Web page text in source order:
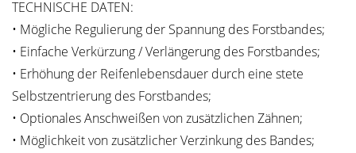
TECHNISCHE DATEN:
• Mögliche Regulierung der Spannung des Forstbandes;
• Einfache Verkürzung / Verlängerung des Forstbandes;
• Erhöhung der Reifenlebensdauer durch eine stete
Selbstzentrierung des Forstbandes;
• Optionales Anschweißen von zusätzlichen Zähnen;
• Möglichkeit von zusätzlicher Verzinkung des Bandes;